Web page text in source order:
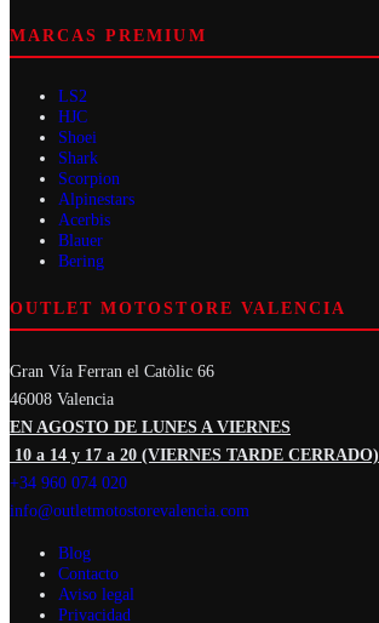
MARCAS PREMIUM
LS2
HJC
Shoei
Shark
Scorpion
Alpinestars
Acerbis
Blauer
Bering
OUTLET MOTOSTORE VALENCIA
Gran Vía Ferran el Catòlic 66
46008 Valencia
EN AGOSTO DE LUNES A VIERNES
10 a 14 y 17 a 20 (VIERNES TARDE CERRADO)
+34 960 074 020
info@outletmotostorevalencia.com
Blog
Contacto
Aviso legal
Privacidad